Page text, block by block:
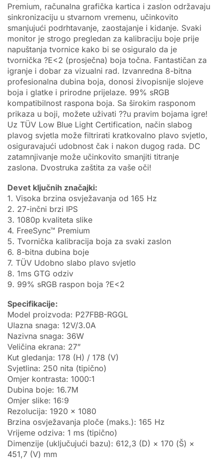
Premium, računalna grafička kartica i zaslon održavaju
sinkronizaciju u stvarnom vremenu, učinkovito
smanjujući podrhtavanje, zaostajanje i kidanje. Svaki
monitor je strogo pregledan za kalibraciju boje prije
napuštanja tvornice kako bi se osiguralo da je
tvornička ?E<2 (prosječna) boja točna. Fantastičan za
igranje i dobar za vizualni rad. Izvanredna 8-bitna
profesionalna dubina boja, donosi živopisnije slojeve
boja i glatke i prirodne prijelaze. 99% sRGB
kompatibilnost raspona boja. Sa širokim rasponom
prikaza u boji, možete uživati ??u pravim bojama igre!
Uz TÜV Low Blue Light Certification, način slabog
plavog svjetla može filtrirati kratkovalno plavo svjetlo,
osiguravajući udobnost čak i nakon dugog rada. DC
zatamnjivanje može učinkovito smanjiti titranje
zaslona. Dvostruka zaštita za vaše oči!
Devet ključnih značajki:
1. Visoka brzina osvježavanja od 165 Hz
2. 27-inčni brzi IPS
3. 1080p kvaliteta slike
4. FreeSync™ Premium
5. Tvornička kalibracija boja za svaki zaslon
6. 8-bitna dubina boje
7. TÜV Udobno slabo plavo svjetlo
8. 1ms GTG odziv
9. 99% sRGB raspon boja ?E<2
Specifikacije:
Model proizvoda: P27FBB-RGGL
Ulazna snaga: 12V/3.0A
Nazivna snaga: 36W
Veličina ekrana: 27”
Kut gledanja: 178 (H) / 178 (V)
Svjetlina: 250 nita (tipično)
Omjer kontrasta: 1000:1
Dubina boje: 16.7M
Omjer slike: 16:9
Rezolucija: 1920 × 1080
Brzina osvježavanja ploče (maks.): 165 Hz
Vrijeme odziva: 1 ms (tipično)
Dimenzije (uključujući bazu): 612,3 (D) × 170 (Š) ×
451,7 (V) mm